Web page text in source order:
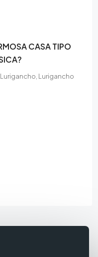
CASA TIPO
Lurigancho, Lurigancho